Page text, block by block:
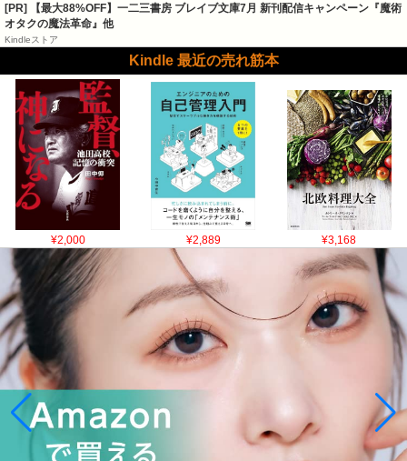
[PR] 【最大88%OFF】一二三書房 ブレイブ文庫7月 新刊配信キャンペーン『魔術
オタクの魔法革命』他
Kindleストア
Kindle 最近の売れ筋本
¥2,000 ¥2,889 ¥3,168